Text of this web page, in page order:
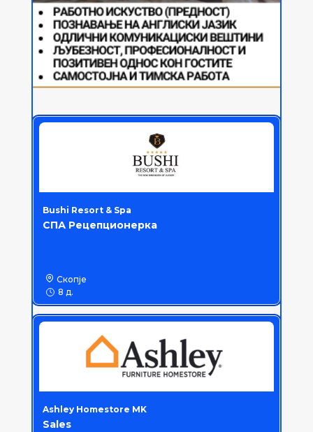
Bushi Resort & Spa
СПА Рецепционерка
Скопје
8 д.
Ashley Homestore MK
Sales